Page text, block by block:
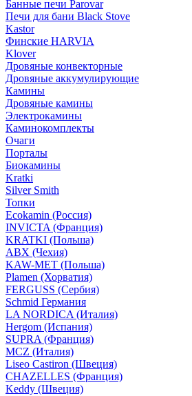
Банные печи Parovar
Печи для бани Black Stove
Kastor
Финские HARVIA
Klover
Дровяные конвекторные
Дровяные аккумулирующие
Камины
Дровяные камины
Электрокамины
Каминокомплекты
Очаги
Порталы
Биокамины
Kratki
Silver Smith
Топки
Ecokamin (Россия)
INVICTA (Франция)
KRATKI (Польша)
ABX (Чехия)
KAW-MET (Польша)
Plamen (Хорватия)
FERGUSS (Сербия)
Schmid Германия
LA NORDICA (Италия)
Hergom (Испания)
SUPRA (Франция)
MCZ (Италия)
Liseo Castiron (Швеция)
CHAZELLES (Франция)
Keddy (Швеция)